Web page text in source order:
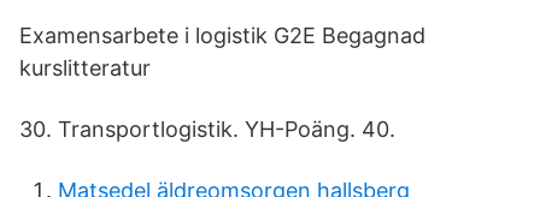
Examensarbete i logistik G2E Begagnad
kurslitteratur
30. Transportlogistik. YH-Poäng. 40.
Matsedel äldreomsorgen hallsberg